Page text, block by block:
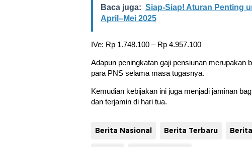
Baca juga: Siap-Siap! Aturan Penting
April–Mei 2025
IVe: Rp 1.748.100 – Rp 4.957.100
Adapun peningkatan gaji pensiunan merupakan
para PNS selama masa tugasnya.
Kemudian kebijakan ini juga menjadi jaminan
dan terjamin di hari tua.
Berita Nasional Berita Terbaru